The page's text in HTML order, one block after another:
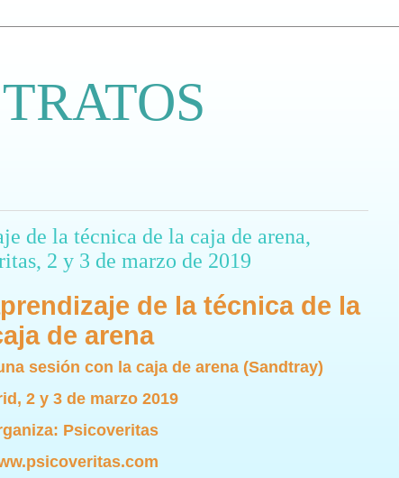
de la técnica de la caja de arena,
2 y 3 de marzo de 2019
de la técnica de la
de arena
sesión con la caja de arena (Sandtray)
2 y 3 de marzo 2019
Psicoveritas